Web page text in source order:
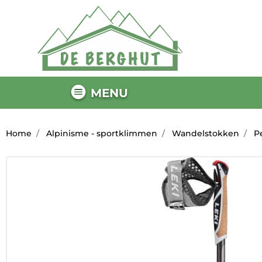
MENU
Home Alpinisme - sportklimmen Wandelstokken